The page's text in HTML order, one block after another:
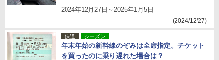
2024年12月27日～2025年1月5日
(2024/12/27)
鉄道 シーズン
年末年始の新幹線のぞみは全席指定。チケット
を買ったのに乗り遅れた場合は？